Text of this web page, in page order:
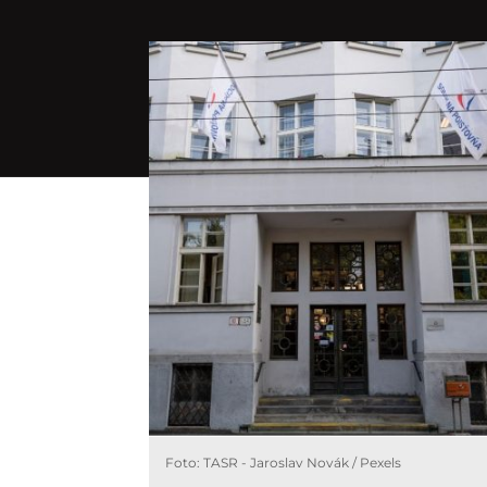
Foto: TASR - Jaroslav Novák / Pexels